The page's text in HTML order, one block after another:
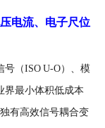
电流、电子尺位
号（ISO U-O）、模
界最小体积低成本
有高效信号耦合变